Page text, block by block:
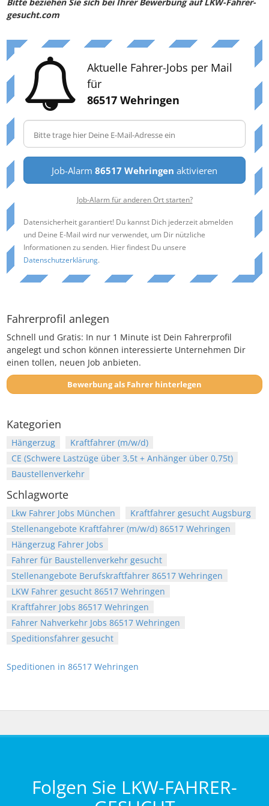
gesucht.com
Aktuelle Fahrer-Jobs per Mail
für
86517 Wehringen
Job-Alarm 86517 Wehringen aktivieren
Job-Alarm für anderen Ort starten?
Datensicherheit garantiert! Du kannst Dich jederzeit abmelden
und Deine E-Mail wird nur verwendet, um Dir nützliche
Informationen zu senden. Hier findest Du unsere
Datenschutzerklärung.
Fahrerprofil anlegen
Schnell und Gratis: In nur 1 Minute ist Dein Fahrerprofil
angelegt und schon können interessierte Unternehmen Dir
einen tollen, neuen Job anbieten.
Bewerbung als Fahrer hinterlegen
Kategorien
Hängerzug
Kraftfahrer (m/w/d)
CE (Schwere Lastzüge über 3,5t + Anhänger über 0,75t)
Baustellenverkehr
Schlagworte
Lkw Fahrer Jobs München
Kraftfahrer gesucht Augsburg
Stellenangebote Kraftfahrer (m/w/d) 86517 Wehringen
Hängerzug Fahrer Jobs
Fahrer für Baustellenverkehr gesucht
Stellenangebote Berufskraftfahrer 86517 Wehringen
LKW Fahrer gesucht 86517 Wehringen
Kraftfahrer Jobs 86517 Wehringen
Fahrer Nahverkehr Jobs 86517 Wehringen
Speditionsfahrer gesucht
Speditionen in 86517 Wehringen
Folgen Sie LKW-FAHRER-